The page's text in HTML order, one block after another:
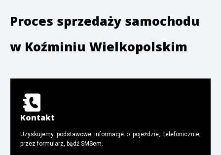
Proces sprzedaży samochodu
w Koźminiu Wielkopolskim
Kontakt
Uzyskujemy podstawowe informacje o pojeździe, telefonicznie,
przez formularz, bądź SMSem.